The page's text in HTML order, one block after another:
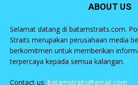
ABOUT US
Selamat datang di batamstraits.com.
Straits merupakan perusahaan media
berkomitmen untuk memberikan
terpercaya kepada semua kalangan.
Contact us: batamstraits@gmail.com